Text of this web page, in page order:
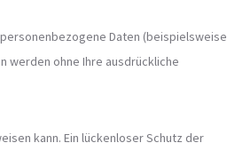
Daten (beispielsweise
werden ohne Ihre ausdrückliche
kann. Ein lückenloser Schutz der